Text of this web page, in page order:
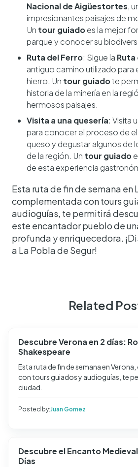
Nacional de Aigüestortes,
impresionantes paisajes de
Un tour guiadoes la mejor
parque y conocer su
Ruta del Ferro: Sigue la Ruta
antiguo camino utilizado para
hierro. Un tour guiadote
historia de la minería en la
hermosos paisajes.
Visita a una quesería: Visita
para conocer el proceso de
queso y degustar algunos de
de la región. Un tour guiado
de esta experiencia
Esta ruta de fin de semana en
complementada con tours
audioguías, te permitirá
este encantador pueblo de
profunda y enriquecedora.
a La Pobla de Segur!
Related
Descubre Verona en 2 días:
Shakespeare
Esta ruta de fin de semana en
con tours guiados y audioguías, te
ciudad.
Posted by:Juan Gomez
Descubre el Encanto Medieval
Días